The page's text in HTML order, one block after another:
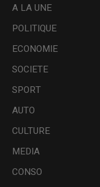
A LA UNE
POLITIQUE
ECONOMIE
SOCIETE
SPORT
AUTO
CULTURE
MEDIA
CONSO